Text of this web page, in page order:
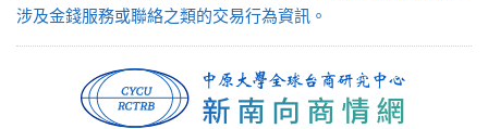
涉及金錢服務或聯絡之類的交易行為資訊。